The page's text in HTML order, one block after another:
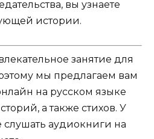
вы узнаете
истории.
занятие для
мы предлагаем вам
на русском языке
а также стихов. У
слушать аудиокниги на